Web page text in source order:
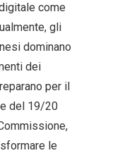
come
gli
dominano
dei
per il
del 19/20
le